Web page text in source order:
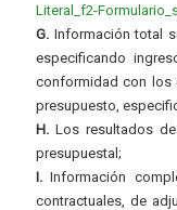
Literal_f2-
G. Información total
especificando
conformidad con los
presupuesto,
H. Los resultados
presupuestal;
I. Información
contractuales, de